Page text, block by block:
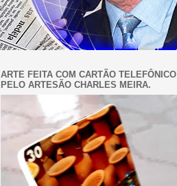
ARTE FEITA COM CARTÃO TELEFÔNICO
PELO ARTESÃO CHARLES MEIRA.